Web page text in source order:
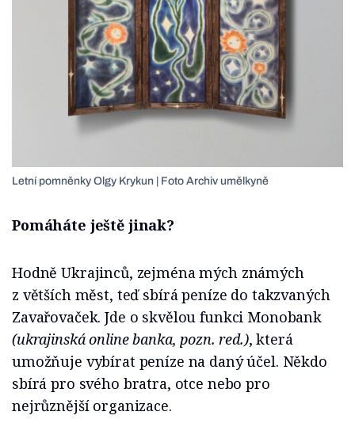
Letní pomněnky Olgy Krykun | Foto Archiv umělkyně
Pomáháte ještě jinak?
Hodně Ukrajinců, zejména mých známých
z větších měst, teď sbírá peníze do takzvaných
Zavařovaček. Jde o skvělou funkci Monobank
(ukrajinská online banka, pozn. red.), která
umožňuje vybírat peníze na daný účel. Někdo
sbírá pro svého bratra, otce nebo pro
nejrůznější organizace.